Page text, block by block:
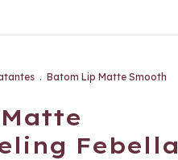
. Batom Lip Matte Smooth
Febella